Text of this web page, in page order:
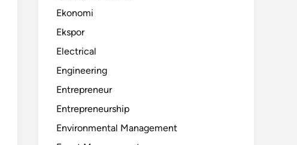
Ekonomi
Ekspor
Electrical
Engineering
Entrepreneur
Entrepreneurship
Environmental Management